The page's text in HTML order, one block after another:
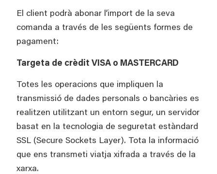
El client podrà abonar l’import de la seva
comanda a través de les següents formes de
pagament:
Targeta de crèdit VISA o MASTERCARD
Totes les operacions que impliquen la
transmissió de dades personals o bancàries es
realitzen utilitzant un entorn segur, un servidor
basat en la tecnologia de seguretat estàndard
SSL (Secure Sockets Layer). Tota la informació
que ens transmeti viatja xifrada a través de la
xarxa.